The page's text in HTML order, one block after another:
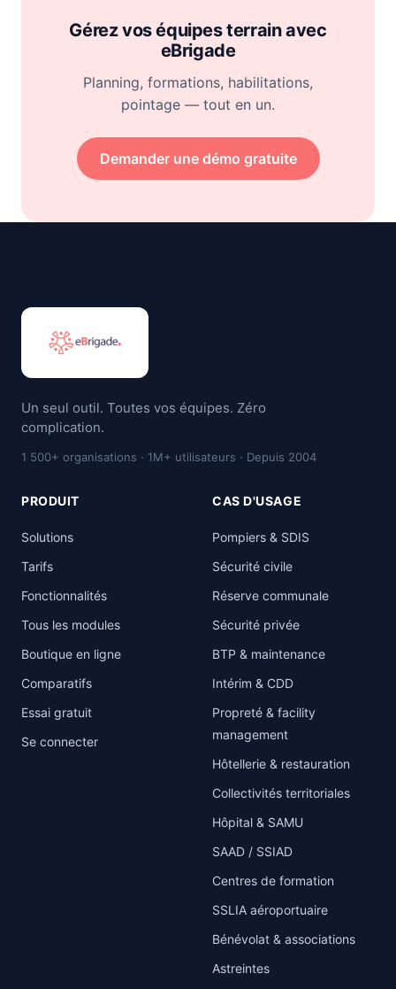
Gérez vos équipes terrain avec
eBrigade
Planning, formations, habilitations,
pointage — tout en un.
Demander une démo gratuite
Un seul outil. Toutes vos équipes. Zéro
complication.
1 500+ organisations · 1M+ utilisateurs · Depuis 2004
PRODUIT
Solutions
Tarifs
Fonctionnalités
Tous les modules
Boutique en ligne
Comparatifs
Essai gratuit
Se connecter
CAS D'USAGE
Pompiers & SDIS
Sécurité civile
Réserve communale
Sécurité privée
BTP & maintenance
Intérim & CDD
Propreté & facility
management
Hôtellerie & restauration
Collectivités territoriales
Hôpital & SAMU
SAAD / SSIAD
Centres de formation
SSLIA aéroportuaire
Bénévolat & associations
Astreintes